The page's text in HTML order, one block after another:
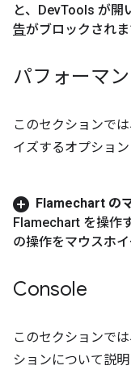
と、DevTools が開
告がブロックされま
パフォーマ
このセクションで
イズするオプション
Flamechart の
Flamechart を操作
の操作をマウスホ
Console
このセクションでは
ションについて説